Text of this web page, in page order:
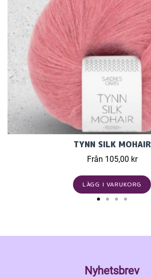
TYNN SILK MOHAIR
Från 105,00 kr
LÄGG I VARUKORG
Nyhetsbrev